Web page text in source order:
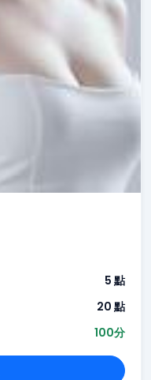
5 點
20 點
100分